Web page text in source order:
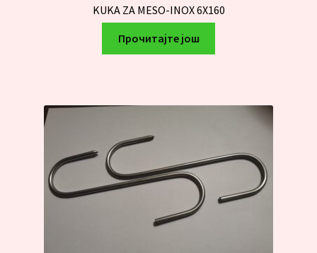
KUKA ZA MESO-INOX 6X160
Прочитајте још